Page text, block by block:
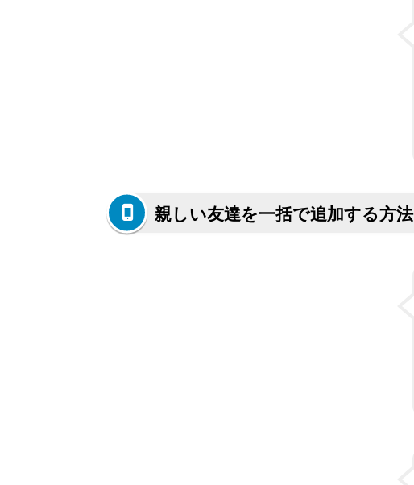
親しい友達を一括で追加する方法